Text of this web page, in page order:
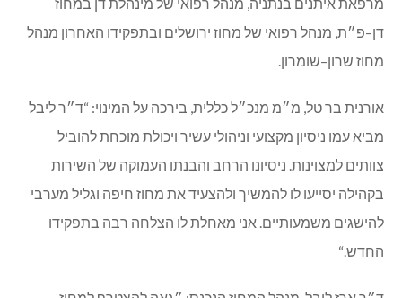
ד״ר ארז ליבל למנהל מחוז חיפה וגליל מערבי של כללית.
ד״ר ליבל, מומחה ברפואת משפחה, בעל תואר דוקטור לרפואה